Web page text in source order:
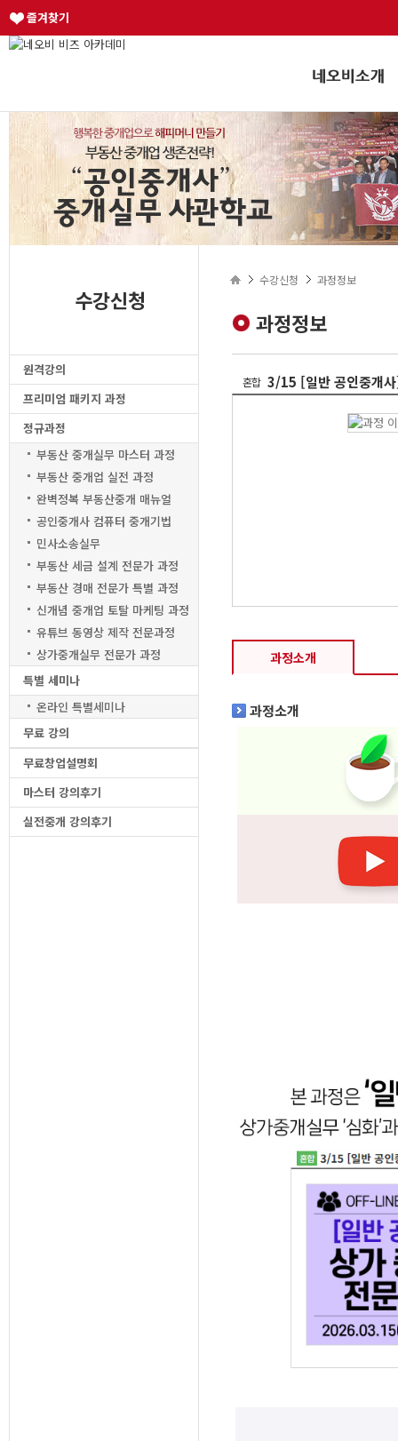
즐겨찾기
수강신청
원격강의
프리미엄 패키지 과정
정규과정
부동산 중개실무 마스터 과정
부동산 중개업 실전 과정
완벽정복 부동산중개 매뉴얼
공인중개사 컴퓨터 중개기법
민사소송실무
부동산 세금 설계 전문가 과정
부동산 경매 전문가 특별 과정
신개념 중개업 토탈 마케팅 과정
유튜브 동영상 제작 전문과정
상가중개실무 전문가 과정
특별 세미나
온라인 특별세미나
무료 강의
무료창업설명회
마스터 강의후기
실전중개 강의후기
수강신청 과정정보
과정정보
혼합 3/15 [일반 공인중개
과정소개
과정소개